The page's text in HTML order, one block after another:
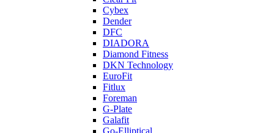
Cybex
Dender
DFC
DIADORA
Diamond Fitness
DKN Technology
EuroFit
Fitlux
Foreman
G-Plate
Galafit
Go-Elliptical